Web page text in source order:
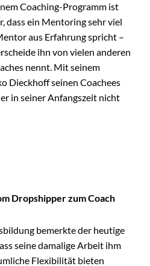
Coaching-Programm ist
dass ein Mentoring sehr viel
aus Erfahrung spricht –
ihn von vielen anderen
nennt. Mit seinem
Dieckhoff seinen Coachees
in seiner Anfangszeit nicht
Dropshipper zum Coach
bemerkte der heutige
seine damalige Arbeit ihm
Flexibilität bieten